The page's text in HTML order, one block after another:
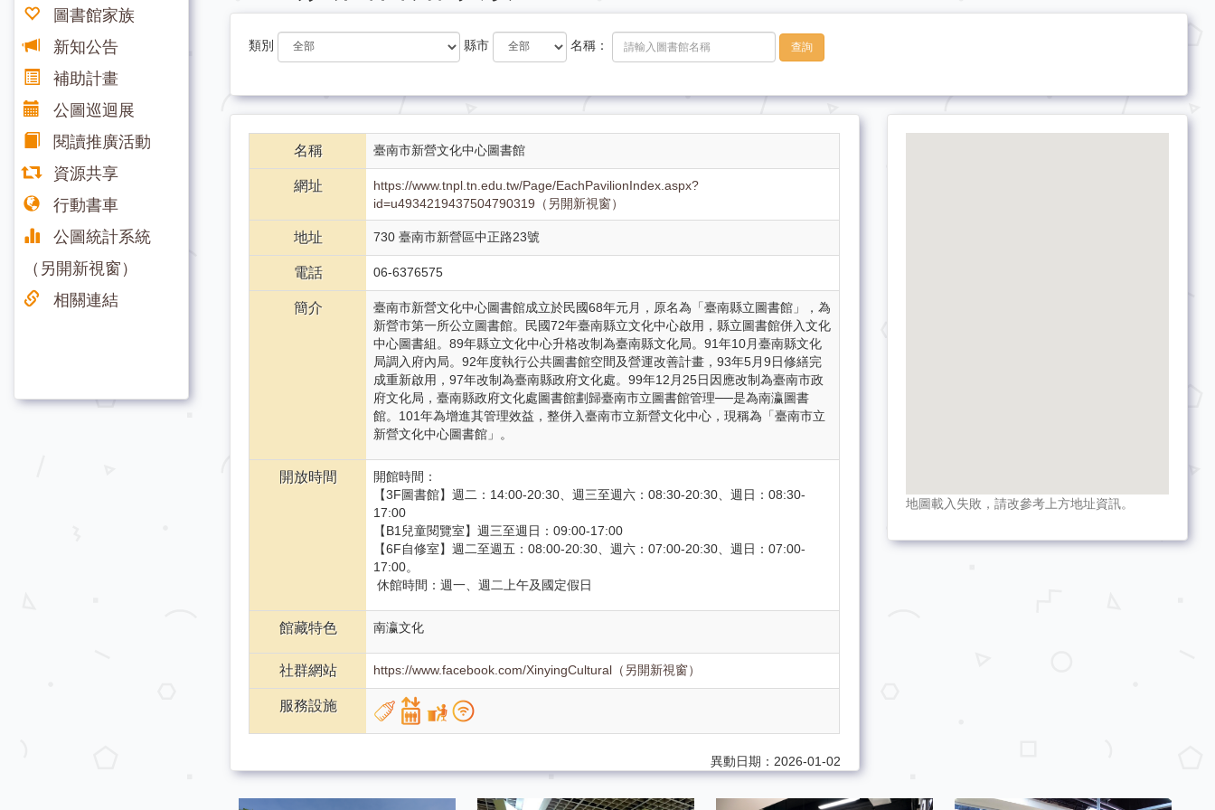
圖書館家族
新知公告
補助計畫
公圖巡迴展
閱讀推廣活動
資源共享
行動書車
公圖統計系統
（另開新視窗）
相關連結
類別 縣市 名稱： 查詢
名稱 臺南市新營文化中心圖書館
網址
https://www.tnpl.tn.edu.tw/Page/EachPavilionIndex.aspx?
id=u4934219437504790319（另開新視窗）
地址 730 臺南市新營區中正路23號
電話 06-6376575
簡介
臺南市新營文化中心圖書館成立於民國68年元月，原名為「臺南縣立圖書館」，為
新營市第一所公立圖書館。民國72年臺南縣立文化中心啟用，縣立圖書館併入文化
中心圖書組。89年縣立文化中心升格改制為臺南縣文化局。91年10月臺南縣文化
局調入府內局。92年度執行公共圖書館空間及營運改善計畫，93年5月9日修繕完
成重新啟用，97年改制為臺南縣政府文化處。99年12月25日因應改制為臺南市政
府文化局，臺南縣政府文化處圖書館劃歸臺南市立圖書館管理──是為南瀛圖書
館。101年為增進其管理效益，整併入臺南市立新營文化中心，現稱為「臺南市立
新營文化中心圖書館」。
開放時間
開館時間：
【3F圖書館】週二：14:00-20:30、週三至週六：08:30-20:30、週日：08:30-
17:00
【B1兒童閱覽室】週三至週日：09:00-17:00
【6F自修室】週二至週五：08:00-20:30、週六：07:00-20:30、週日：07:00-
17:00。
休館時間：週一、週二上午及國定假日
館藏特色 南瀛文化
社群網站 https://www.facebook.com/XinyingCultural（另開新視窗）
服務設施
異動日期：2026-01-02
地圖載入失敗，請改參考上方地址資訊。